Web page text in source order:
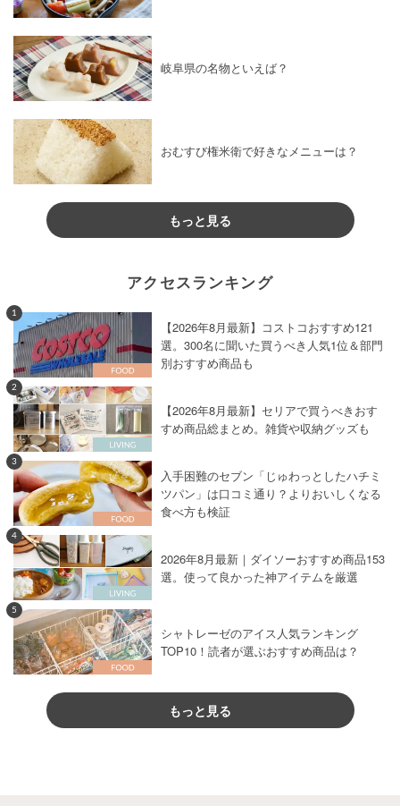
岐阜県の名物といえば？
おむすび権米衛で好きなメニューは？
もっと見る
アクセスランキング
1
【2026年8月最新】コストコおすすめ121
選。300名に聞いた買うべき人気1位＆部門
別おすすめ商品も
2
【2026年8月最新】セリアで買うべきおす
すめ商品総まとめ。雑貨や収納グッズも
3
入手困難のセブン「じゅわっとしたハチミ
ツパン」は口コミ通り？よりおいしくなる
食べ方も検証
4
2026年8月最新｜ダイソーおすすめ商品153
選。使って良かった神アイテムを厳選
5
シャトレーゼのアイス人気ランキング
TOP10！読者が選ぶおすすめ商品は？
もっと見る